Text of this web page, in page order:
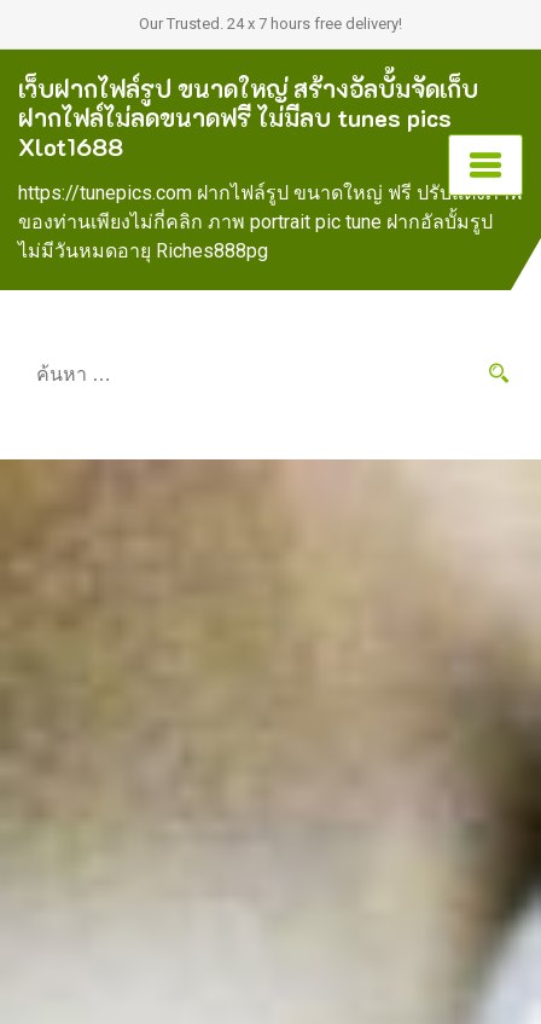
Our Trusted. 24 x 7 hours free delivery!
เว็บฝากไฟล์รูป ขนาดใหญ่ สร้างอัลบั้มจัดเก็บ
ฝากไฟล์ไม่ลดขนาดฟรี ไม่มีลบ tunes pics
Xlot1688
https://tunepics.com ฝากไฟล์รูป ขนาดใหญ่ ฟรี ปรับแต่งภาพ
ของท่านเพียงไม่กี่คลิก ภาพ portrait pic tune ฝากอัลบั้มรูป
ไม่มีวันหมดอายุ Riches888pg
ค้นหา